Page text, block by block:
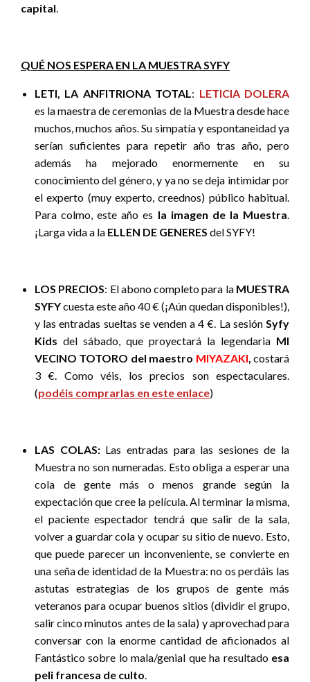
capital.
QUÉ NOS ESPERA EN LA MUESTRA SYFY
LETI, LA ANFITRIONA TOTAL: LETICIA DOLERA
es la maestra de ceremonias de la Muestra desde hace
muchos, muchos años. Su simpatía y espontaneidad ya
serían suficientes para repetir año tras año, pero
además ha mejorado enormemente en su
conocimiento del género, y ya no se deja intimidar por
el experto (muy experto, creednos) público habitual.
Para colmo, este año es la imagen de la Muestra.
¡Larga vida a la ELLEN DE GENERES del SYFY!
LOS PRECIOS: El abono completo para la MUESTRA
SYFYcuesta este año 40 € (¡Aún quedan disponibles!),
y las entradas sueltas se venden a 4 €. La sesión Syfy
Kids del sábado, que proyectará la legendaria MI
VECINO TOTORO del maestro MIYAZAKI, costará
3 €. Como véis, los precios son espectaculares.
(podéis comprarlas en este enlace)
LAS COLAS: Las entradas para las sesiones de la
Muestra no son numeradas. Esto obliga a esperar una
cola de gente más o menos grande según la
expectación que cree la película. Al terminar la misma,
el paciente espectador tendrá que salir de la sala,
volver a guardar cola y ocupar su sitio de nuevo. Esto,
que puede parecer un inconveniente, se convierte en
una seña de identidad de la Muestra: no os perdáis las
astutas estrategias de los grupos de gente más
veteranos para ocupar buenos sitios (dividir el grupo,
salir cinco minutos antes de la sala) y aprovechad para
conversar con la enorme cantidad de aficionados al
Fantástico sobre lo mala/genial que ha resultado esa
peli francesa de culto.